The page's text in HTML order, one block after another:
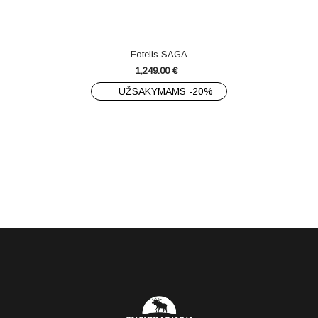
Fotelis SAGA
1,249.00 €
UŽSAKYMAMS -20%